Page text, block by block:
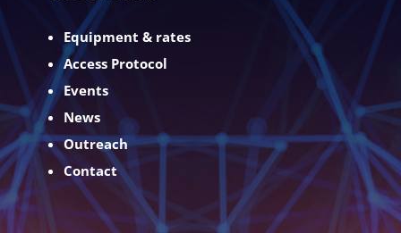
Equipment & rates
Access Protocol
Events
News
Outreach
Contact